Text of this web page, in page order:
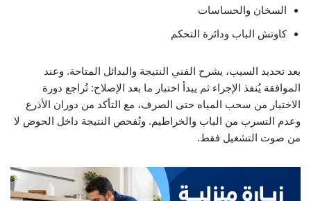
السخان والحساسات
كاوتش الباب ودائرة التحكم
بعد تحديد السبب، يشرح الفني النتيجة والبدائل المتاحة. وعند
الموافقة يُنفذ الإجراء ثم يبدأ اختبار ما بعد الإصلاح: تُراجع دورة
الاختبار من سحب المياه حتى الصرف، مع التأكد من دوران الأذرع
وعدم التسرب من الباب والخراطيم. وتُفحص النتيجة داخل الحوض لا
من صوت التشغيل فقط.